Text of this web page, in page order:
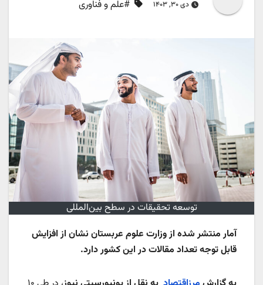
دی ۳۰, ۱۴۰۳ #علم و فناوری
توسعه تحقیقات در سطح بین‌المللی
آمار منتشر شده از وزارت علوم عربستان نشان از افزایش
قابل توجه تعداد مقالات در این کشور دارد.